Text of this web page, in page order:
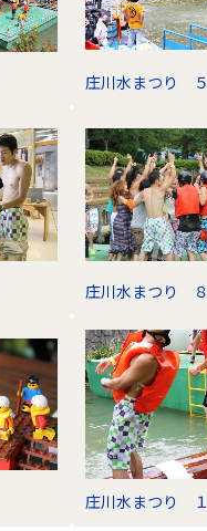
庄川水まつり ５
庄川水まつり ８
庄川水まつり １